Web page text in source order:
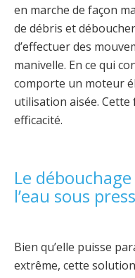
en marche de façon
de débris et
d’effectuer des
manivelle. En ce qui
comporte un moteur
utilisation aisée.
efficacité.
Le
l’eau sous
Bien qu’elle puisse
extrême, cette